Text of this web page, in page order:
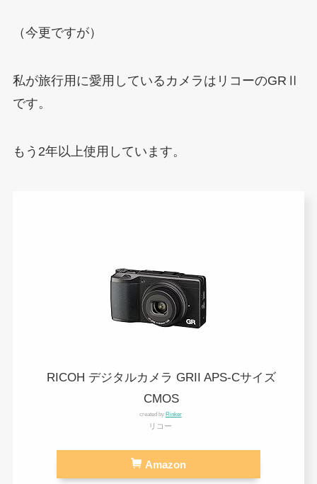
（今更ですが）
私が旅行用に愛用しているカメラはリコーのGRⅡ
です。
もう2年以上使用しています。
RICOH デジタルカメラ GRII APS-Cサイズ
CMOS
created by Rinker
リコー
Amazon